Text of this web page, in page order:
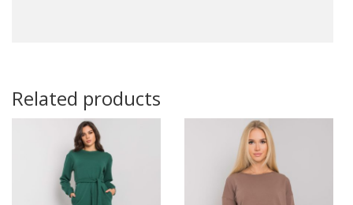
Related products